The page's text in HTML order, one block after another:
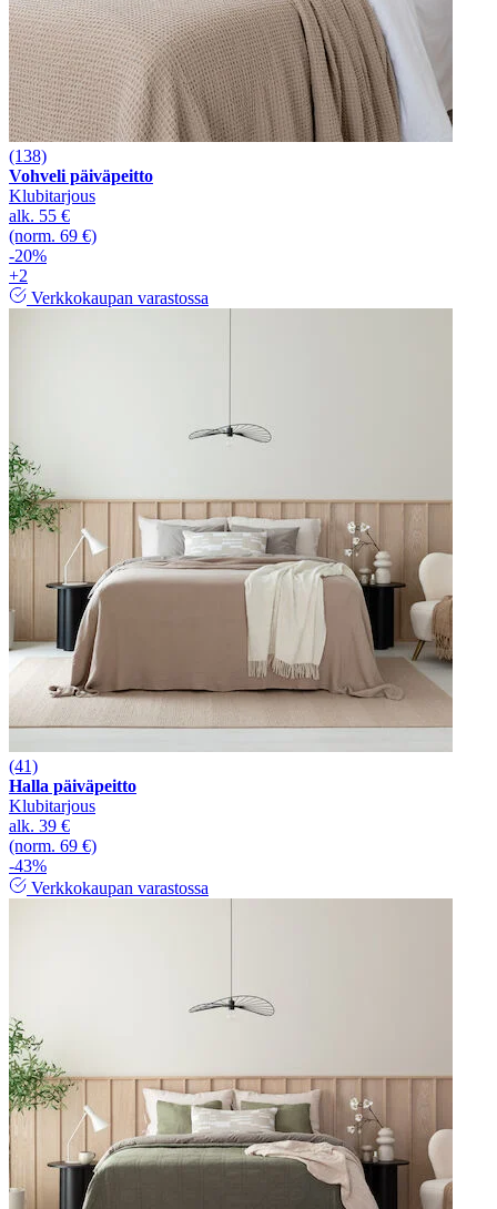
(138)
Vohveli päiväpeitto
Klubitarjous
alk. 55 €
(norm. 69 €)
-20%
+2
Verkkokaupan varastossa
(41)
Halla päiväpeitto
Klubitarjous
alk. 39 €
(norm. 69 €)
-43%
Verkkokaupan varastossa